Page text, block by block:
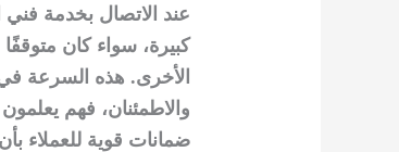
عند الاتصال بخدمة
كبيرة، سواء كان
الأخرى. هذه السرعة
والاطمئنان، فهم
ضمانات قوية للعملاء